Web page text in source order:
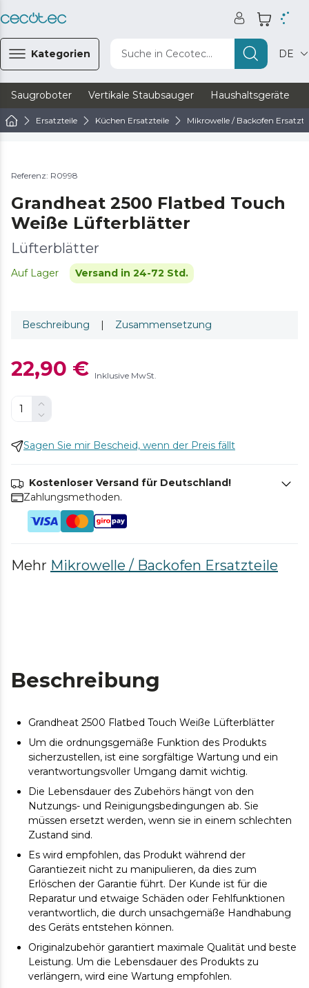
Kategorien Suche in Cecotec... DE
Saugroboter Vertikale Staubsauger Haushaltsgeräte
Ersatzteile Küchen Ersatzteile Mikrowelle / Backofen
Referenz: R0998
Grandheat 2500 Flatbed Touch
Weiße Lüfterblätter
Lüfterblätter
Auf Lager Versand in 24-72 Std.
Beschreibung | Zusammensetzung
22,90 € Inklusive MwSt.
Sagen Sie mir Bescheid, wenn der Preis fällt
Kostenloser Versand für Deutschland!
Zahlungsmethoden.
Mehr Mikrowelle / Backofen Ersatzteile
Beschreibung
Grandheat 2500 Flatbed Touch Weiße Lüfterblätter
Um die ordnungsgemäße Funktion des Produkts
sicherzustellen, ist eine sorgfältige Wartung und ein
verantwortungsvoller Umgang damit wichtig.
Die Lebensdauer des Zubehörs hängt von den
Nutzungs- und Reinigungsbedingungen ab. Sie
müssen ersetzt werden, wenn sie in einem schlechten
Zustand sind.
Es wird empfohlen, das Produkt während der
Garantiezeit nicht zu manipulieren, da dies zum
Erlöschen der Garantie führt. Der Kunde ist für die
Reparatur und etwaige Schäden oder Fehlfunktionen
verantwortlich, die durch unsachgemäße Handhabung
des Geräts entstehen können.
Originalzubehör garantiert maximale Qualität und beste
Leistung. Um die Lebensdauer des Produkts zu
verlängern, wird eine Wartung empfohlen.